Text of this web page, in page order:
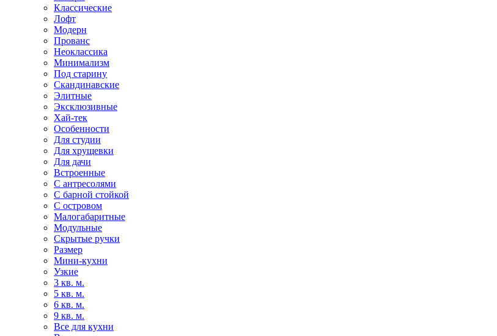
Классические
Лофт
Модерн
Прованс
Неоклассика
Минимализм
Под старину
Скандинавские
Элитные
Эксклюзивные
Хай-тек
Особенности
Для студии
Для хрущевки
Для дачи
Встроенные
С антресолями
С барной стойкой
С островом
Малогабаритные
Модульные
Скрытые ручки
Размер
Мини-кухни
Узкие
3 кв. м.
5 кв. м.
6 кв. м.
9 кв. м.
Все для кухни